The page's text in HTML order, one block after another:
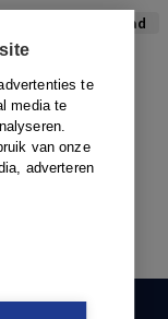
te
media te
van onze
adverteren
Leidraad
pandrecht